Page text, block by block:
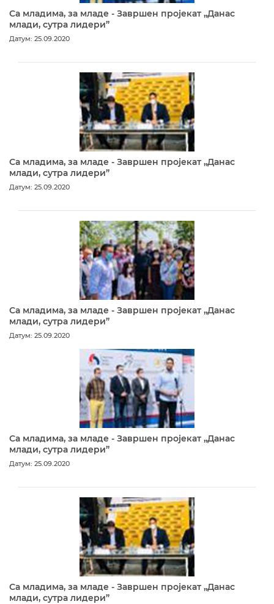
Са младима, за младе - Завршен пројекат „Данас
млади, сутра лидери”
Датум: 25.09.2020
Са младима, за младе - Завршен пројекат „Данас
млади, сутра лидери”
Датум: 25.09.2020
Са младима, за младе - Завршен пројекат „Данас
млади, сутра лидери”
Датум: 25.09.2020
Са младима, за младе - Завршен пројекат „Данас
млади, сутра лидери”
Датум: 25.09.2020
Са младима, за младе - Завршен пројекат „Данас
млади, сутра лидери”